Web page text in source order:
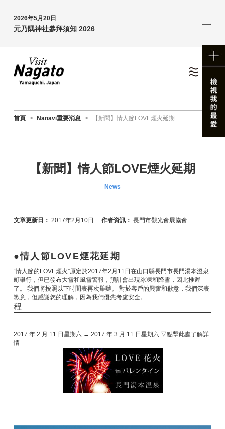
2026年5月20日
元乃隅神社參拜須知 2026
首頁 > Nanavi重要消息 > 【新聞】情人節LOVE煙火延期
【新聞】情人節LOVE煙火延期
News
文章更新日： 2017年2月10日 作者資訊： 長門市觀光會展協會
情人節LOVE煙花延期
“情人節的LOVE煙火”原定於2017年2月11日在山口縣長門市長門湯本溫泉
町舉行，但已發布大雪和風雪警報，預計會出現冰凍和降雪，因此推遲
了。 我們將按照以下時間表再次舉辦。 對於客戶的興奮和歉意，我們深表
歉意，但感謝您的理解，因為我們優先考慮安全。
程
2017 年 2 月 11 日星期六 → 2017 年 3 月 11 日星期六 ▽點擊此處了解詳
情